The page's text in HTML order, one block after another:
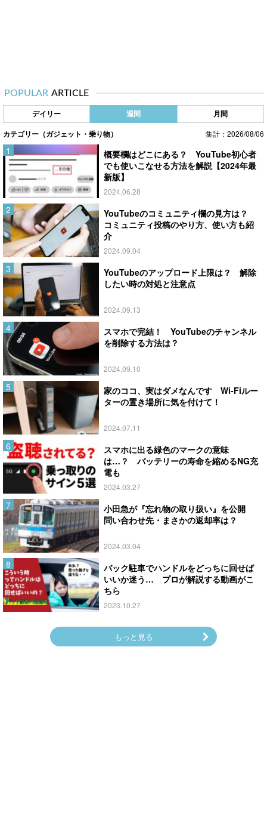
POPULAR ARTICLE
デイリー 週間 月間
カテゴリー（ガジェット・乗り物） 集計：2026/08/06
概要欄はどこにある？ YouTube初心者
でも使いこなせる方法を解説【2024年最
新版】
2024.06.28
YouTubeのコミュニティ欄の見方は？
コミュニティ投稿のやり方、使い方も紹
介
2024.09.04
YouTubeのアップロード上限は？ 解除
したい時の対処と注意点
2024.09.13
スマホで完結！ YouTubeのチャンネル
を削除する方法は？
2024.09.10
家のココ、実はダメなんです Wi-Fiルー
ターの置き場所に気を付けて！
2024.07.11
スマホに出る緑色のマークの意味
は…？ バッテリーの寿命を縮めるNG充
電も
2024.03.27
小田急が『忘れ物の取り扱い』を公開
問い合わせ先・まさかの返却率は？
2024.03.04
バック駐車でハンドルをどっちに回せば
いいか迷う… プロが解説する動画がこ
ちら
2023.10.27
もっと見る